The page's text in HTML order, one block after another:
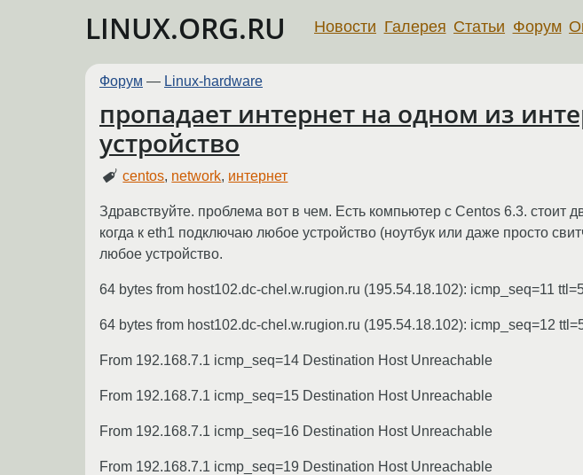
LINUX.ORG.RU Новости Галерея Статьи Форум
Форум — Linux-hardware
пропадает интернет на одном из
устройство
centos, network, интернет
Здравствуйте. проблема вот в чем. Есть компьютер с Centos 6.3. стоит
когда к eth1 подключаю любое устройство (ноутбук или даже просто
любое устройство.
64 bytes from host102.dc-chel.w.rugion.ru (195.54.18.102): icmp_seq=11
64 bytes from host102.dc-chel.w.rugion.ru (195.54.18.102): icmp_seq=12
From 192.168.7.1 icmp_seq=14 Destination Host Unreachable
From 192.168.7.1 icmp_seq=15 Destination Host Unreachable
From 192.168.7.1 icmp_seq=16 Destination Host Unreachable
From 192.168.7.1 icmp_seq=19 Destination Host Unreachable